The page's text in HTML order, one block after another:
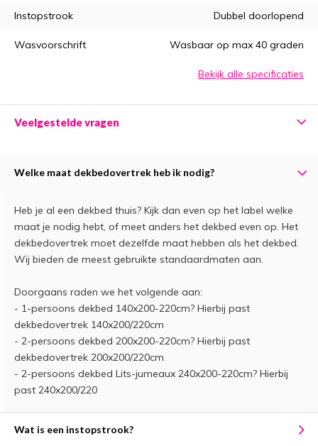
Instopstrook Dubbel doorlopend
Wasvoorschrift Wasbaar op max 40 graden
Bekijk alle specificaties
Veelgestelde vragen
Welke maat dekbedovertrek heb ik nodig?
Heb je al een dekbed thuis? Kijk dan even op het label welke
maat je nodig hebt, of meet anders het dekbed even op. Het
dekbedovertrek moet dezelfde maat hebben als het dekbed.
Wij bieden de meest gebruikte standaardmaten aan.
Doorgaans raden we het volgende aan:
- 1-persoons dekbed 140x200-220cm? Hierbij past
dekbedovertrek 140x200/220cm
- 2-persoons dekbed 200x200-220cm? Hierbij past
dekbedovertrek 200x200/220cm
- 2-persoons dekbed Lits-jumeaux 240x200-220cm? Hierbij
past 240x200/220
Wat is een instopstrook?